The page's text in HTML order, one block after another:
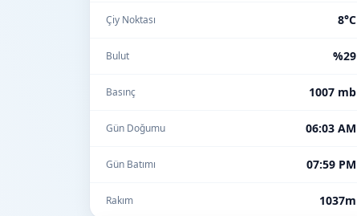
Çiy Noktası 8°C
Bulut %29
Basınç 1007 mb
Gün Doğumu 06:03 AM
Gün Batımı 07:59 PM
Rakım 1037m